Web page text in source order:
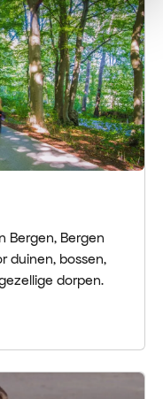
Bergen, Bergen
duinen, bossen,
dorpen.